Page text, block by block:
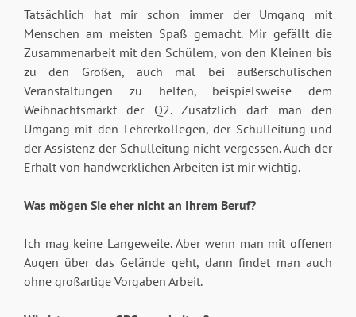
Tatsächlich hat mir schon immer der Umgang mit
Menschen am meisten Spaß gemacht. Mir gefällt die
Zusammenarbeit mit den Schülern, von den Kleinen bis
zu den Großen, auch mal bei außerschulischen
Veranstaltungen zu helfen, beispielsweise dem
Weihnachtsmarkt der Q2. Zusätzlich darf man den
Umgang mit den Lehrerkollegen, der Schulleitung und
der Assistenz der Schulleitung nicht vergessen. Auch der
Erhalt von handwerklichen Arbeiten ist mir wichtig.
Was mögen Sie eher nicht an Ihrem Beruf?
Ich mag keine Langeweile. Aber wenn man mit offenen
Augen über das Gelände geht, dann findet man auch
ohne großartige Vorgaben Arbeit.